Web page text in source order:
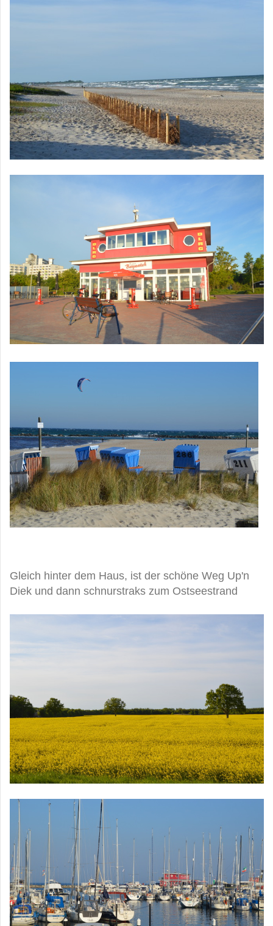
Gleich hinter dem Haus, ist der schöne Weg Up'n
Diek und dann schnurstraks zum Ostseestrand